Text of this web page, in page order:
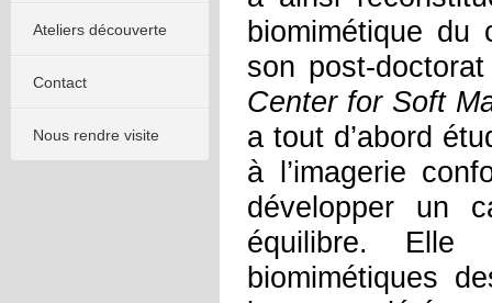
Ateliers découverte
Contact
Nous rendre visite
biomimétique du
son post-
Center for Soft
a tout d’abord
à l’imagerie
développer un
équilibre. Elle
biomimétiques